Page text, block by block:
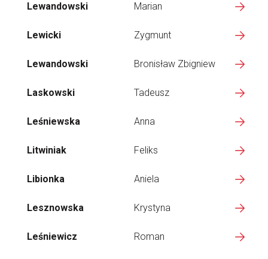
Lewandowski Marian
Lewicki Zygmunt
Lewandowski Bronisław Zbigniew
Laskowski Tadeusz
Leśniewska Anna
Litwiniak Feliks
Libionka Aniela
Lesznowska Krystyna
Leśniewicz Roman